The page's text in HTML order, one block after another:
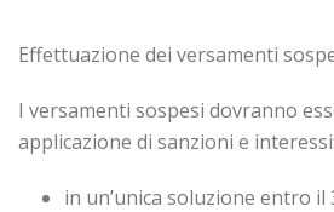
Effettuazione dei versamenti
I versamenti sospesi dovranno
applicazione di sanzioni e interessi:
in un’unica soluzione entro il